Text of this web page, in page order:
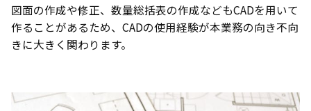
図面の作成や修正、数量総括表の作成などもCADを用いて
作ることがあるため、CADの使用経験が本業務の向き不向
きに大きく関わります。